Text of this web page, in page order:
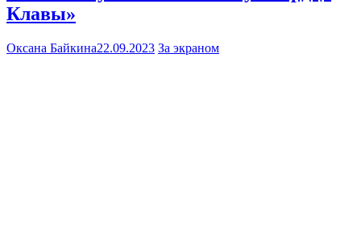
Клавы»
Оксана Байкина22.09.2023 За экраном